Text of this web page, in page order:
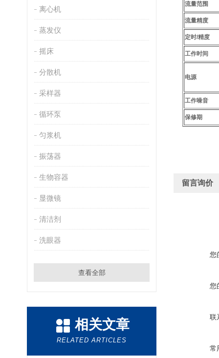
离心机
蒸发仪
摇床
分散机
采样器
循环泵
匀浆机
振荡器
生物容器
显微镜
清洁剂
洗眼器
查看全部
相关文章
RELATED ARTICLES
流量范围
流量精度
定时/精度
工作时间
电源
工作噪音
保修期
留言询价
您
您
联
常